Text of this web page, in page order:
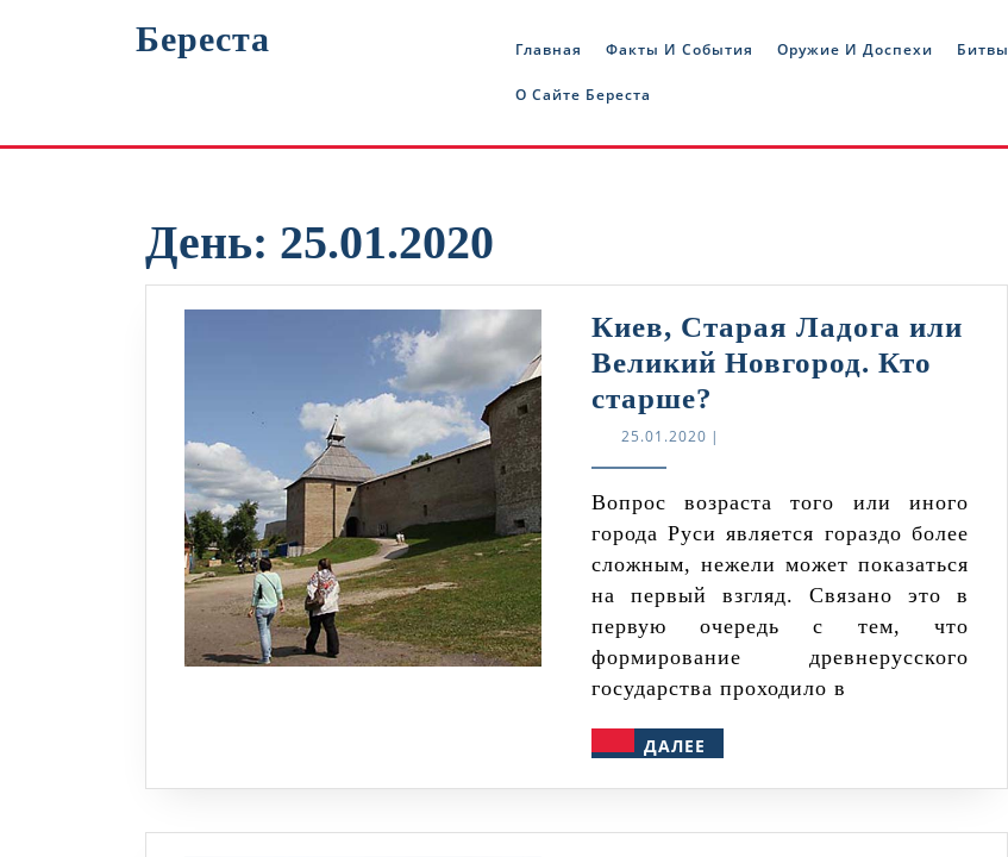
Береста Главная Факты И События Оружие И Доспехи Битвы
О Сайте Береста
День: 25.01.2020
Киев, Старая Ладога или
Великий Новгород. Кто
старше?
Старая
или
Великий
Новгород.
Кто
старше?
25.01.202025.01.2020
|
Вопрос возраста того или иного
города Руси является гораздо более
сложным, нежели может показаться
на первый взгляд. Связано это в
первую очередь с тем, что
формирование древнерусского
государства проходило в
ДАЛЕЕ